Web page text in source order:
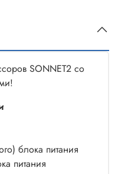
SONNET2 со
блока питания
питания